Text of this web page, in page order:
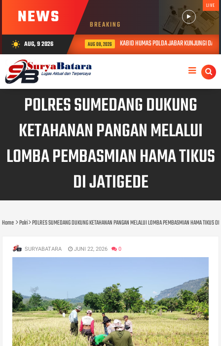
NEWS BREAKING
LIVE
wb_sunny AUG, 9 2026 AUG 08, 2026 KABID HUMAS POLDA JABAR KUNJUNGI DAN
POLRES SUMEDANG DUKUNG
KETAHANAN PANGAN MELALUI
LOMBA PEMBASMIAN HAMA TIKUS
DI JATIGEDE
Home Polri POLRES SUMEDANG DUKUNG KETAHANAN PANGAN MELALUI LOMBA PEMBASMIAN HAMA TIKUS
SURYABATARA JUNI 22, 2026 0